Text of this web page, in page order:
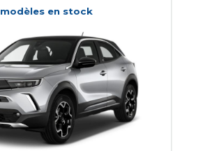
modèles en stock